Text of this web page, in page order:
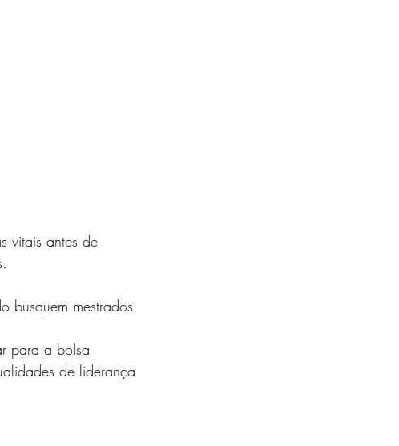
vitais antes de
busquem mestrados
para a bolsa
de liderança